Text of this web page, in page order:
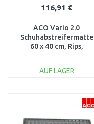
116,91 €
ACO Vario 2.0
Schuhabstreifermatte
60 x 40 cm, Rips,
AUF LAGER